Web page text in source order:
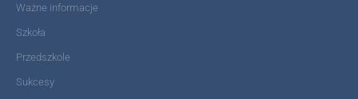
Ważne informacje
Szkoła
Przedszkole
Sukcesy